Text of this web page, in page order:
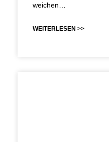
weichen…
WEITERLESEN >>